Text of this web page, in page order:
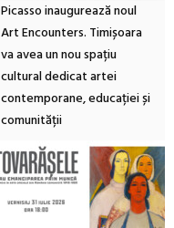
Picasso inaugurează noul
Art Encounters. Timișoara
va avea un nou spațiu
cultural dedicat artei
contemporane, educației și
comunității